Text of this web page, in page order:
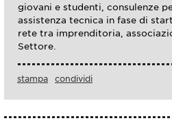
giovani e studenti, consulenze
assistenza tecnica in fase di
rete tra imprenditoria,
Settore.
stampa condividi